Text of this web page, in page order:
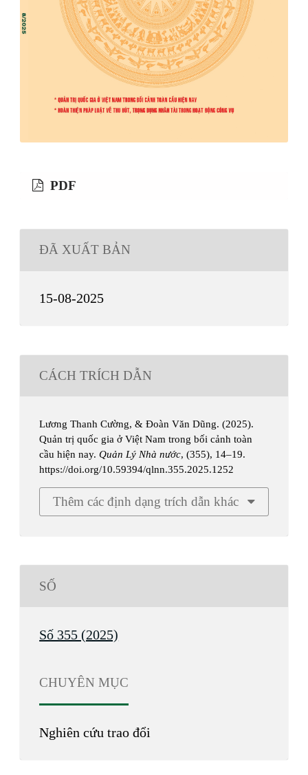
PDF
ĐÃ XUẤT BẢN
15-08-2025
CÁCH TRÍCH DẪN
Lương Thanh Cường, & Đoàn Văn Dũng. (2025).
Quản trị quốc gia ở Việt Nam trong bối cảnh toàn
cầu hiện nay.Quản Lý Nhà nước, (355), 14–19.
https://doi.org/10.59394/qlnn.355.2025.1252
Thêm các định dạng trích dẫn khác
SỐ
Số 355 (2025)
CHUYÊN MỤC
Nghiên cứu trao đổi